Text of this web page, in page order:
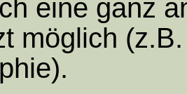
eine ganz
möglich